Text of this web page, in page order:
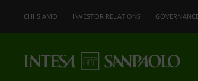
CHI SIAMO INVESTOR RELATIONS GOVERNANCE